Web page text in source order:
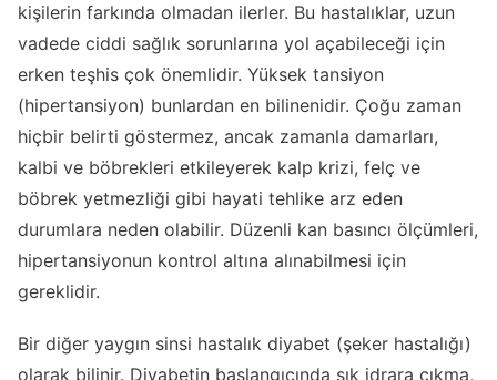
kişilerin farkında olmadan ilerler. Bu hastalıklar, uzun
vadede ciddi sağlık sorunlarına yol açabileceği için
erken teşhis çok önemlidir. Yüksek tansiyon
(hipertansiyon) bunlardan en bilinenidir. Çoğu zaman
hiçbir belirti göstermez, ancak zamanla damarları,
kalbi ve böbrekleri etkileyerek kalp krizi, felç ve
böbrek yetmezliği gibi hayati tehlike arz eden
durumlara neden olabilir. Düzenli kan basıncı ölçümleri,
hipertansiyonun kontrol altına alınabilmesi için
gereklidir.
Bir diğer yaygın sinsi hastalık diyabet (şeker hastalığı)
olarak bilinir. Diyabetin başlangıcında sık idrara çıkma,